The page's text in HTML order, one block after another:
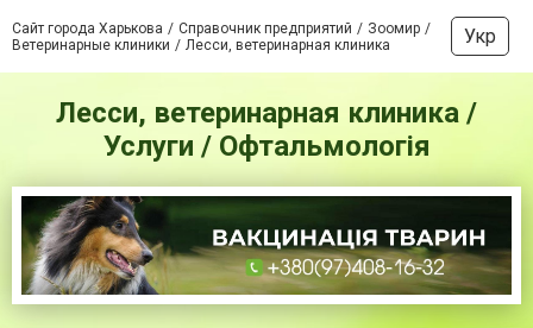
Сайт города Харькова Справочник предприятий
Зоомир
Ветеринарные клиники
Лесси, ветеринарная клиника Укр
Лесси, ветеринарная клиника /
Услуги / Офтальмологія